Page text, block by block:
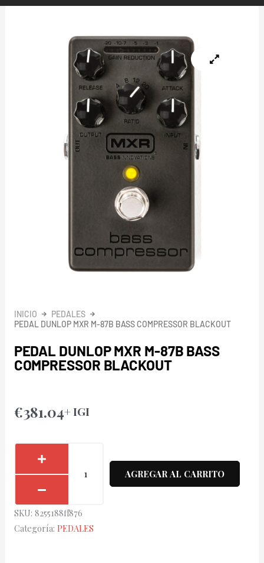
INICIO
PEDALES
PEDAL DUNLOP MXR M-87B BASS COMPRESSOR BLACKOUT
PEDAL DUNLOP MXR M-87B BASS
COMPRESSOR BLACKOUT
€381.04+ IGI
87B
Bass
AGREGAR AL CARRITO
SKU: 8255188ff876
Categoría: PEDALES